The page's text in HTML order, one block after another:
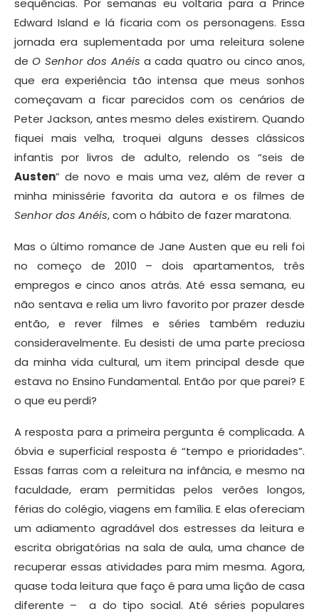
sequências. Por semanas eu voltaria para a Prince
Edward Island e lá ficaria com os personagens. Essa
jornada era suplementada por uma releitura solene
deO Senhor dos Anéisa cada quatro ou cinco anos,
que era experiência tão intensa que meus sonhos
começavam a ficar parecidos com os cenários de
Peter Jackson, antes mesmo deles existirem. Quando
fiquei mais velha, troquei alguns desses clássicos
infantis por livros de adulto, relendo os “seis de
Austen” de novo e mais uma vez, além de rever a
minha minissérie favorita da autora e os filmes de
Senhor dos Anéis, com o hábito de fazer maratona.
Mas o último romance de Jane Austen que eu reli foi
no começo de 2010 – dois apartamentos, três
empregos e cinco anos atrás. Até essa semana, eu
não sentava e relia um livro favorito por prazer desde
então, e rever filmes e séries também reduziu
consideravelmente. Eu desisti de uma parte preciosa
da minha vida cultural, um item principal desde que
estava no Ensino Fundamental. Então por que parei? E
o que eu perdi?
A resposta para a primeira pergunta é complicada. A
óbvia e superficial resposta é “tempo e prioridades”.
Essas farras com a releitura na infância, e mesmo na
faculdade, eram permitidas pelos verões longos,
férias do colégio, viagens em família. E elas ofereciam
um adiamento agradável dos estresses da leitura e
escrita obrigatórias na sala de aula, uma chance de
recuperar essas atividades para mim mesma. Agora,
quase toda leitura que faço é para uma lição de casa
diferente – a do tipo social. Até séries populares